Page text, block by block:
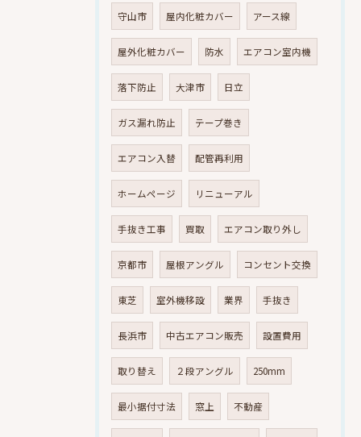
守山市 屋内化粧カバー アース線
屋外化粧カバー 防水 エアコン室内機
落下防止 大津市 日立
ガス漏れ防止 テープ巻き
エアコン入替 配管再利用
ホームページ リニューアル
手抜き工事 買取 エアコン取り外し
京都市 屋根アングル コンセント交換
東芝 室外機移設 業界 手抜き
長浜市 中古エアコン販売 設置費用
取り替え ２段アングル 250mm
最小据付寸法 窓上 不動産